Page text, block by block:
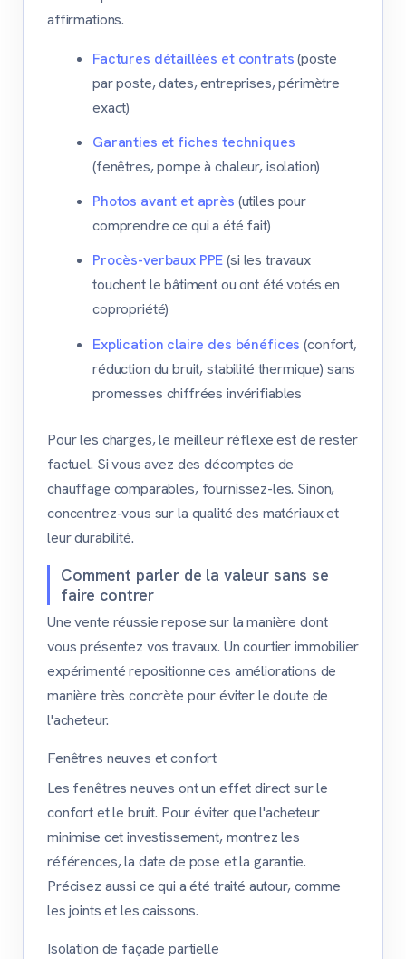
affirmations.
Factures détaillées et contrats(poste
par poste, dates, entreprises, périmètre
exact)
Garanties et fiches techniques
(fenêtres, pompe à chaleur, isolation)
Photos avant et après (utiles pour
comprendre ce qui a été fait)
Procès-verbaux PPE(si les travaux
touchent le bâtiment ou ont été votés en
copropriété)
Explication claire des bénéfices (confort,
réduction du bruit, stabilité thermique) sans
promesses chiffrées invérifiables
Pour les charges, le meilleur réflexe est de rester
factuel. Si vous avez des décomptes de
chauffage comparables, fournissez-les. Sinon,
concentrez-vous sur la qualité des matériaux et
leur durabilité.
Comment parler de la valeur sans se
faire contrer
Une vente réussie repose sur la manière dont
vous présentez vos travaux. Un courtier immobilier
expérimenté repositionne ces améliorations de
manière très concrète pour éviter le doute de
l'acheteur.
Fenêtres neuves et confort
Les fenêtres neuves ont un effet direct sur le
confort et le bruit. Pour éviter que l'acheteur
minimise cet investissement, montrez les
références, la date de pose et la garantie.
Précisez aussi ce qui a été traité autour, comme
les joints et les caissons.
Isolation de façade partielle